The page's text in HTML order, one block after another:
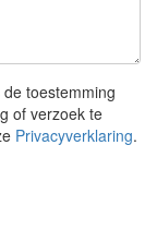
toestemming
of verzoek te
Privacyverklaring.